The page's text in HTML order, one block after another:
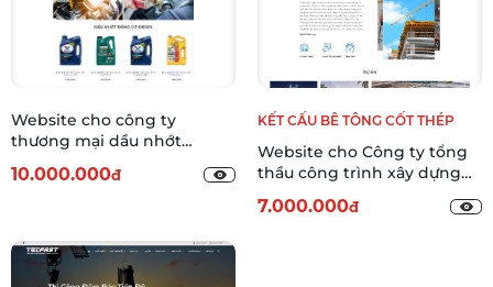
Website cho công ty
thương mại dầu nhớt
10.000.000đ
KẾT CẤU BÊ TÔNG CỐT THÉP
Website cho Công ty tổng
thầu công trình xây dựng
01
7.000.000đ